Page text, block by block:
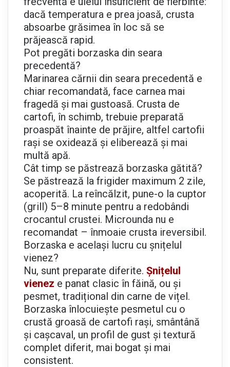
dacă temperatura e prea joasă, crusta
absoarbe grăsimea în loc să se
prăjească rapid.
Pot pregăti borzaska din seara
precedentă?
Marinarea cărnii din seara precedentă e
chiar recomandată, face carnea mai
fragedă și mai gustoasă. Crusta de
cartofi, în schimb, trebuie preparată
proaspăt înainte de prăjire, altfel cartofii
rași se oxidează și eliberează și mai
multă apă.
Cât timp se păstrează borzaska gătită?
Se păstrează la frigider maximum 2 zile,
acoperită. La reîncălzit, pune-o la cuptor
(grill) 5–8 minute pentru a redobândi
crocantul crustei. Microunda nu e
recomandat – înmoaie crusta ireversibil.
Borzaska e același lucru cu șnițelul
vienez?
Nu, sunt preparate diferite. Șnițelul
vienez e panat clasic în făină, ou și
pesmet, tradițional din carne de vițel.
Borzaska înlocuiește pesmetul cu o
crustă groasă de cartofi rași, smântână
și cașcaval, un profil de gust și textură
complet diferit, mai bogat și mai
consistent.